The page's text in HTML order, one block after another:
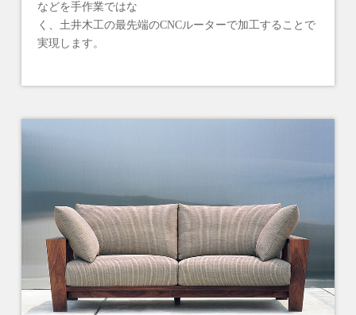
などを手作業ではな
く、土井木工の最先端のCNCルーターで加工することで
実現します。